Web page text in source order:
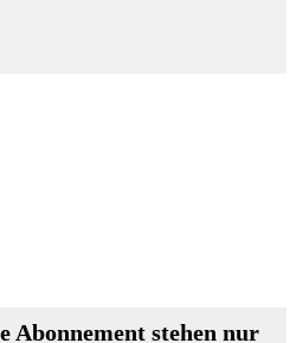
Abonnement stehen nur